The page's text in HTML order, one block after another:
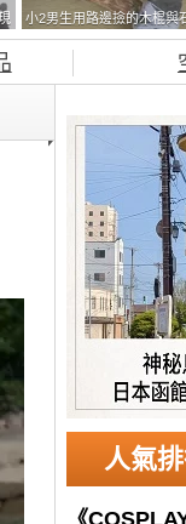
小2男生用路邊撿的木棍與
頭做成了《石斧》馬麻打
西！？
人氣